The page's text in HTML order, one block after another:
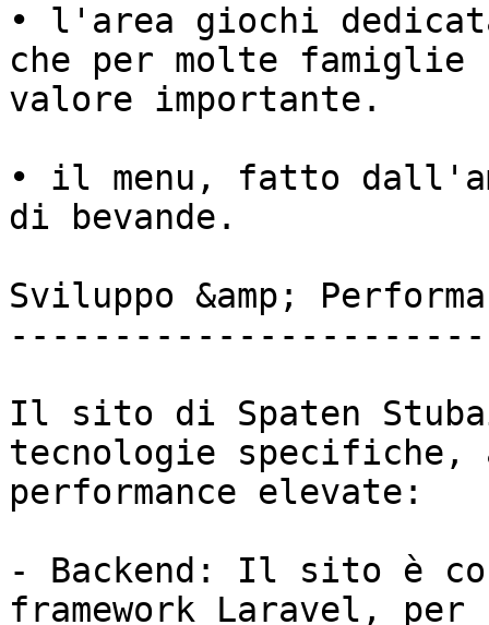
• l'area giochi
che per molte famiglie
valore importante.
• il menu, fatto
di bevande.
Sviluppo &amp;
Il sito di Spaten
tecnologie
performance elevate:
- Backend: Il sito è
framework Laravel,